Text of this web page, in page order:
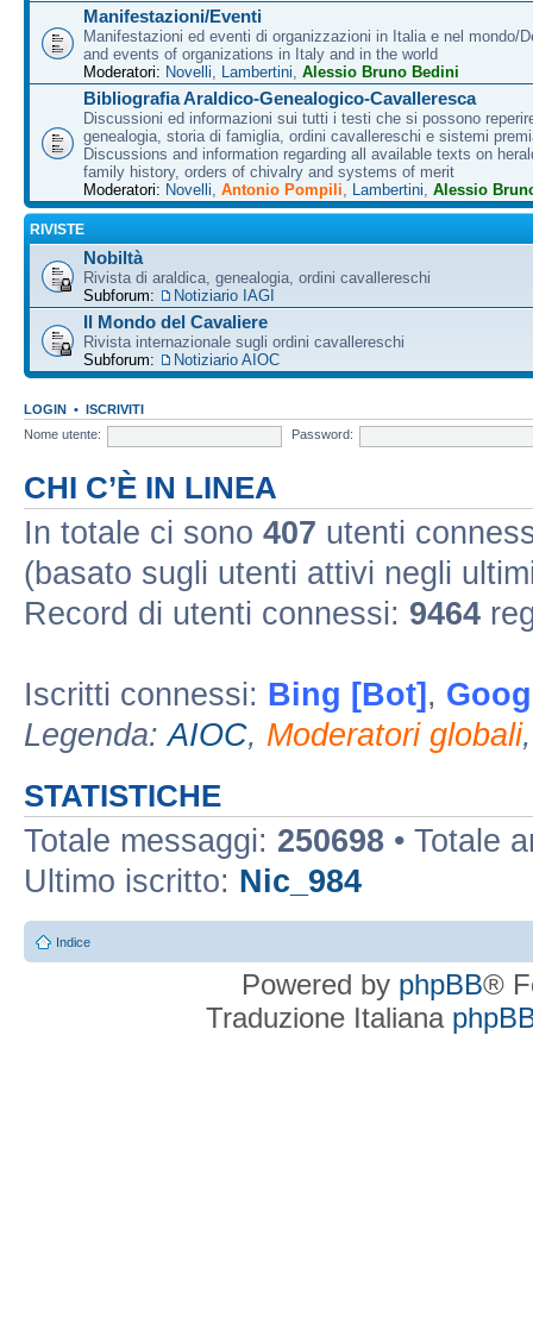
Manifestazioni/Eventi
Manifestazioni ed eventi di organizzazioni in Italia e nel mondo/
and events of organizations in Italy and in the world
Moderatori: Novelli Lambertini Alessio Bruno Bedini
Bibliografia Araldico-Genealogico-Cavalleresca
Discussioni ed informazioni sui tutti i testi che si possono
genealogia, storia di famiglia, ordini cavallereschi e sistemi
Discussions and information regarding all available texts on
family history, orders of chivalry and systems of merit
Moderatori: Novelli Antonio Pompili Lambertini Alessio
RIVISTE
Nobiltà
Rivista di araldica, genealogia, ordini cavallereschi
Subforum:
Notiziario IAGI
Il Mondo del Cavaliere
Rivista internazionale sugli ordini cavallereschi
Subforum:
Notiziario AIOC
LOGIN • ISCRIVITI
Nome utente:
Password:
CHI C’È IN LINEA
In totale ci sono 407 utenti
(basato sugli utenti attivi negli
Record di utenti connessi: 9464
Iscritti connessi: Bing [Bot] ,
Legenda:AIOC, Moderatori globali
STATISTICHE
Totale messaggi: 250698 • Totale
Ultimo iscritto: Nic_984
Indice
Powered by phpBB®
Traduzione Italiana